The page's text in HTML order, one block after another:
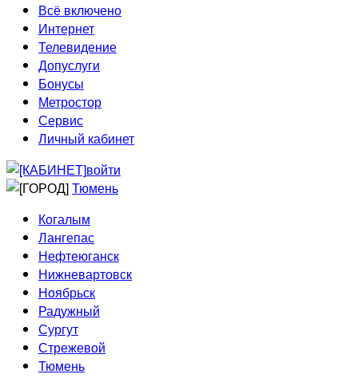
Всё включено
Интернет
Скорость
Безопасность
Wi-Fi
Технологии
Телевидение
Кабельное ТВ
Интерактивное ТВ
Допуслуги
Видеонаблюдение
Домофония
Бонусы
Статусы
Бонусы
Скидки
Метростор
Сервис
Неисправности
Домовые сети
Личный кабинет
войти
Тюмень
Когалым
Лангепас
Нефтеюганск
Нижневартовск
Ноябрьск
Радужный
Сургут
Стрежевой
Тюмень